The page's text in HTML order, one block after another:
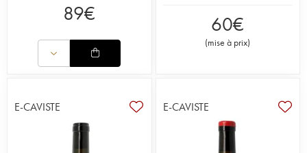
89€ 60€
(mise à prix)
E-CAVISTE E-CAVISTE